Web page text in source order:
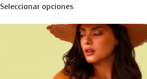
Seleccionar opciones